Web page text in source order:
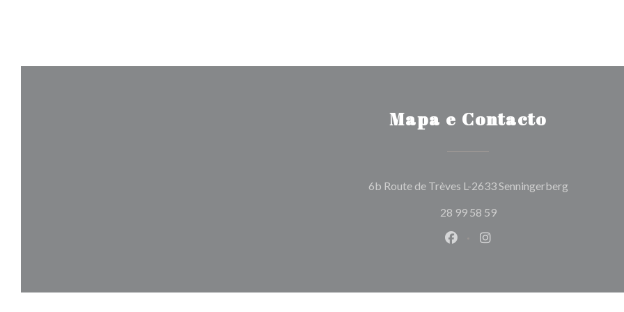
Mapa e Contacto
6b Route de Trèves L-2633 Senningerberg((abre numa
28 99 58 59
Facebook ((abre numa nova
Instagram ((abre numa